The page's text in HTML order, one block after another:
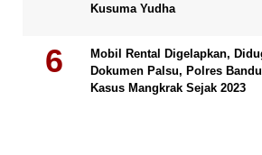
Kusuma Yudha
Mobil Rental Digelapkan,
Dokumen Palsu, Polres
Kasus Mangkrak Sejak 2023